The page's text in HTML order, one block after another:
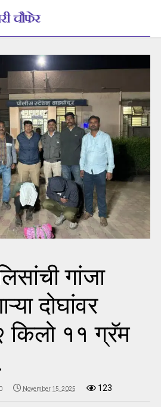
गांजा
दोघांवर
किलो ११ ग्रॅम
November 15, 2025 123